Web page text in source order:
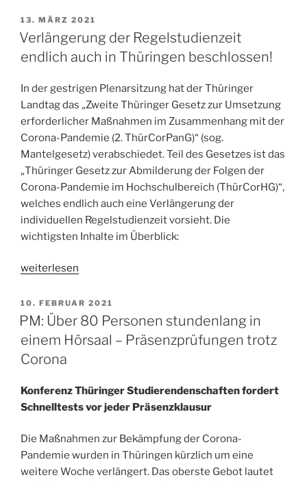
sind
auch
keine
Lösung““
VERÖFFENTLICHT
AM
13. MÄRZ 2021
Verlängerung der Regelstudienzeit
endlich auch in Thüringen beschlossen!
In der gestrigen Plenarsitzung hat der Thüringer
Landtag das „Zweite Thüringer Gesetz zur Umsetzung
erforderlicher Maßnahmen im Zusammenhang mit der
Corona-Pandemie (2. ThürCorPanG)“ (sog.
Mantelgesetz) verabschiedet. Teil des Gesetzes ist das
„Thüringer Gesetz zur Abmilderung der Folgen der
Corona-Pandemie im Hochschulbereich (ThürCorHG)“,
welches endlich auch eine Verlängerung der
individuellen Regelstudienzeit vorsieht. Die
wichtigsten Inhalte im Überblick:
„Verlängerung
Regelstudienzeit
endlich
auch
in
Thüringen
weiterlesen
VERÖFFENTLICHT
AM
10. FEBRUAR 2021
PM: Über 80 Personen stundenlang in
einem Hörsaal – Präsenzprüfungen trotz
Corona
Konferenz Thüringer Studierendenschaften fordert
Schnelltests vor jeder Präsenzklausur
Die Maßnahmen zur Bekämpfung der Corona-
Pandemie wurden in Thüringen kürzlich um eine
weitere Woche verlängert. Das oberste Gebot lautet